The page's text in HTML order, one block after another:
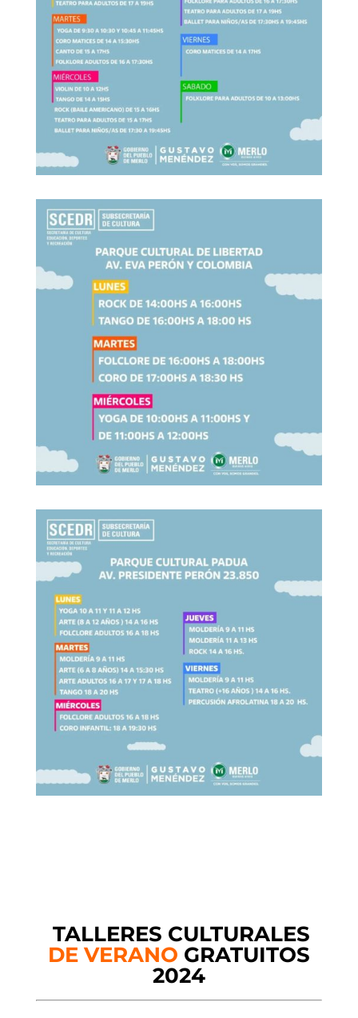
TALLERES CULTURALES
DE VERANO GRATUITOS
2024